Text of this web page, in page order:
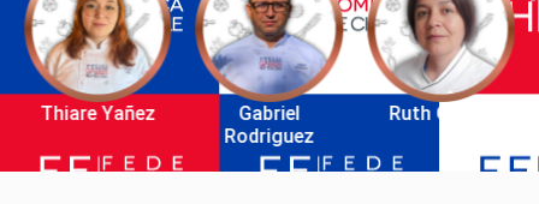
Gabriel
Ruth Olmos Osman Garrido